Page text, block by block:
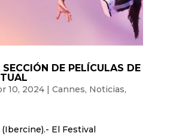
SECCIÓN DE PELÍCULAS DE
10, 2024| Cannes, Noticias,
El Festival